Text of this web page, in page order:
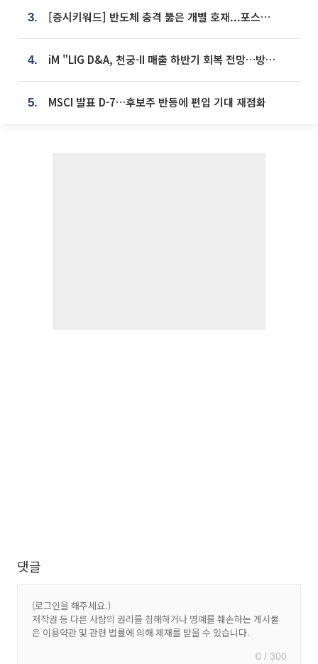
3. [증시키워드] 반도체 충격 뚫은 개별 호재...포스코퓨처엠·에코프로·한화솔루션 '눈길'
4. iM "LIG D&A, 천궁-II 매출 하반기 회복 전망…방산 톱픽 유지"
5. MSCI 발표 D-7…후보주 반등에 편입 기대 재점화
댓글
0 / 300